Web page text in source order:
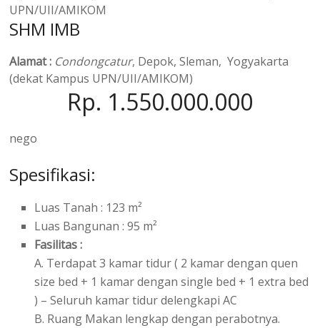
UPN/UII/AMIKOM
SHM IMB
Alamat : Condongcatur, Depok, Sleman, Yogyakarta
(dekat Kampus UPN/UII/AMIKOM)
Rp. 1.550.000.000
nego
Spesifikasi:
Luas Tanah : 123 m²
Luas Bangunan : 95 m²
Fasilitas :
A. Terdapat 3 kamar tidur ( 2 kamar dengan quen
size bed + 1 kamar dengan single bed + 1 extra bed
) – Seluruh kamar tidur delengkapi AC
B. Ruang Makan lengkap dengan perabotnya.